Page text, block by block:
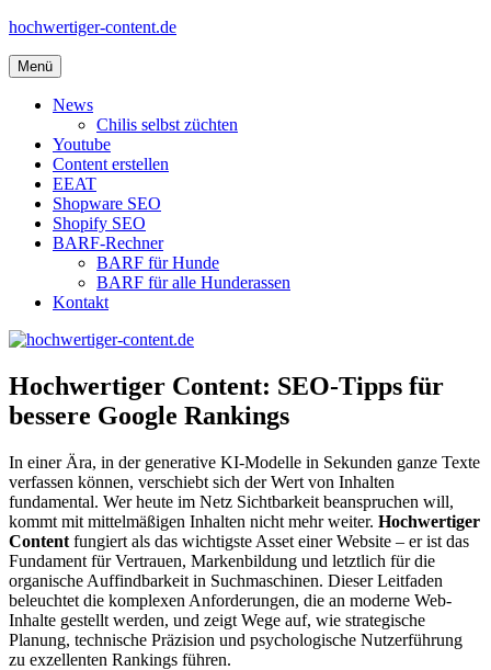
Zum
springen
hochwertiger-content.de
Menü
News
Chilis selbst züchten
Youtube
Content erstellen
EEAT
Shopware SEO
Shopify SEO
BARF-Rechner
BARF für Hunde
BARF für alle Hunderassen
Kontakt
Hochwertiger Content: SEO-Tipps für
bessere Google Rankings
In einer Ära, in der generative KI-Modelle in Sekunden ganze Texte
verfassen können, verschiebt sich der Wert von Inhalten
fundamental. Wer heute im Netz Sichtbarkeit beanspruchen will,
kommt mit mittelmäßigen Inhalten nicht mehr weiter. Hochwertiger
Content fungiert als das wichtigste Asset einer Website – er ist das
Fundament für Vertrauen, Markenbildung und letztlich für die
organische Auffindbarkeit in Suchmaschinen. Dieser Leitfaden
beleuchtet die komplexen Anforderungen, die an moderne Web-
Inhalte gestellt werden, und zeigt Wege auf, wie strategische
Planung, technische Präzision und psychologische Nutzerführung
zu exzellenten Rankings führen.